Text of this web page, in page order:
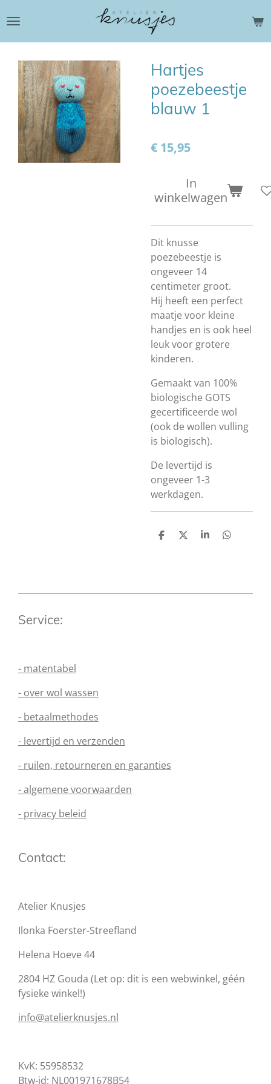
direct
naar
hoofdinhoud
Hartjes
poezebeestje
blauw 1
€ 15,95
In
winkelwagen
Dit knusse
poezebeestje is
ongeveer 14
centimeter groot.
Hij heeft een perfect
maatje voor kleine
handjes en is ook heel
leuk voor grotere
kinderen.
Gemaakt van 100%
biologische GOTS
gecertificeerde wol
(ook de wollen vulling
is biologisch).
De levertijd is
ongeveer 1-3
werkdagen.
D
D
S
D
Service:
- matentabel
- over wol wassen
- betaalmethodes
- levertijd en verzenden
- ruilen, retourneren en garanties
- algemene voorwaarden
- privacy beleid
Contact:
Atelier Knusjes
Ilonka Foerster-Streefland
Helena Hoeve 44
2804 HZ Gouda (Let op: dit is een webwinkel, géén
fysieke winkel!)
info@atelierknusjes.nl
KvK: 55958532
Btw-id: NL001971678B54